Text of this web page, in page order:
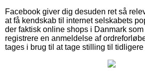
Facebook giver dig desuden ret så
at få kendskab til internet selskabets
der faktisk online shops i Danmark
registrere en anmeldelse af
tages i brug til at tage stilling til